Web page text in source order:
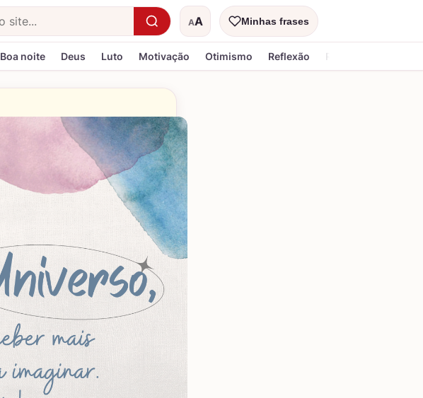
AA
Tamanho do textoMinhas frases
Boa noite Deus Luto Motivação Otimismo Reflexão Religiosa